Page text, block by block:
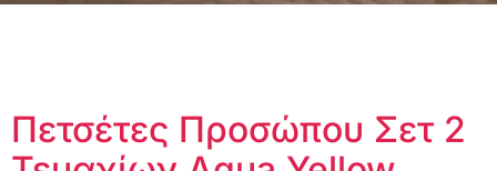
Πετσέτες Προσώπου Σετ 2